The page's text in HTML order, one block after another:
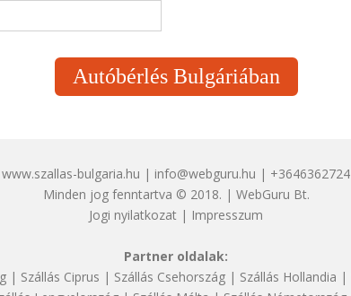
Autóbérlés Bulgáriában
www.szallas-bulgaria.hu | info@webguru.hu | +3646362724
Minden jog fenntartva © 2018. | WebGuru Bt.
Jogi nyilatkozat | Impresszum
Partner oldalak:
| Szállás Ciprus | Szállás Csehország| Szállás Hollandia |